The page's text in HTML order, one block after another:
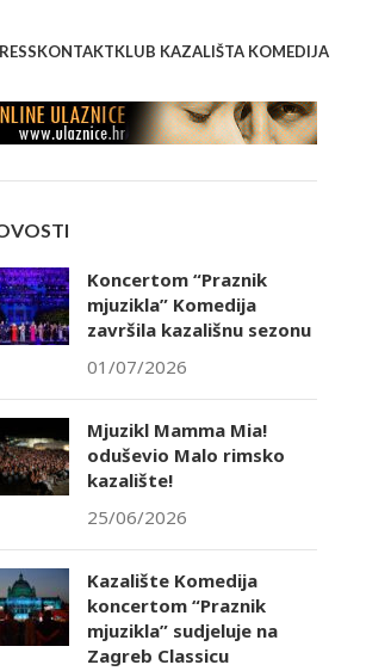
KONTAKTKLUB KAZALIŠTA KOMEDIJA
Koncertom “Praznik
mjuzikla” Komedija
završila kazališnu sezonu
01/07/2026
Mjuzikl Mamma Mia!
oduševio Malo rimsko
kazalište!
25/06/2026
Kazalište Komedija
koncertom “Praznik
mjuzikla” sudjeluje na
Zagreb Classicu